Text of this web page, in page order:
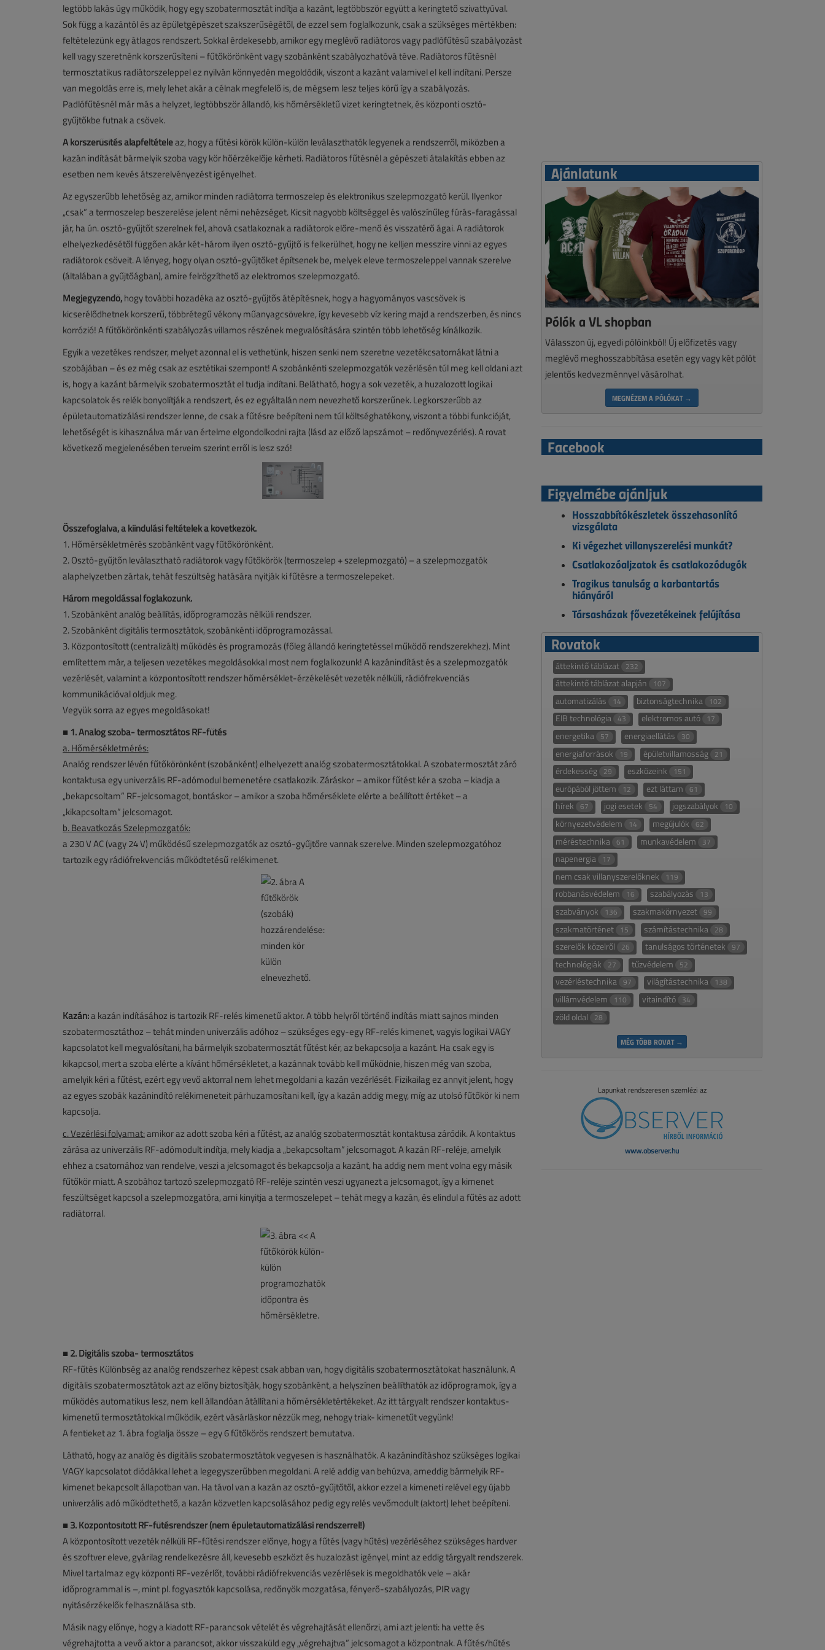
legtöbb lakás úgy működik, hogy egy szobatermosztát indítja a kazánt, legtöbbször együtt a keringtető szivattyúval.
Sok függ a kazántól és az épületgépészet szakszerűségétől, de ezzel sem foglalkozunk, csak a szükséges mértékben:
feltételezünk egy átlagos rendszert. Sokkal érdekesebb, amikor egy meglévő radiátoros vagy padlófűtésű szabályozást
kell vagy szeretnénk korszerűsíteni – fűtőkörönként vagy szobánként szabályozhatóvá téve. Radiátoros fűtésnél
termosztatikus radiátorszeleppel ez nyilván könnyedén megoldódik, viszont a kazánt valamivel el kell indítani. Persze
van megoldás erre is, mely lehet akár a célnak megfelelő is, de mégsem lesz teljes körű így a szabályozás.
Padlófűtésnél már más a helyzet, legtöbbször állandó, kis hőmérsékletű vizet keringtetnek, és központi osztó-
gyűjtőkbe futnak a csövek.
A korszerűsítés alapfeltételeaz, hogy a fűtési körök külön-külön leválaszthatók legyenek a rendszerről, miközben a
kazán indítását bármelyik szoba vagy kör hőérzékelője kérheti. Radiátoros fűtésnél a gépészeti átalakítás ebben az
esetben nem kevés átszerelvényezést igényelhet.
Az egyszerűbb lehetőség az, amikor minden radiátorra termoszelep és elektronikus szelepmozgató kerül. Ilyenkor
„csak” a termoszelep beszerelése jelent némi nehézséget. Kicsit nagyobb költséggel és valószínűleg fúrás-faragással
jár, ha ún. osztó-gyűjtőt szerelnek fel, ahová csatlakoznak a radiátorok előre-menő és visszatérő ágai. A radiátorok
elhelyezkedésétől függően akár két-három ilyen osztó-gyűjtő is felkerülhet, hogy ne kelljen messzire vinni az egyes
radiátorok csöveit. A lényeg, hogy olyan osztó-gyűjtőket építsenek be, melyek eleve termoszeleppel vannak szerelve
(általában a gyűjtőágban), amire felrögzíthető az elektromos szelepmozgató.
Megjegyzendő,hogy további hozadéka az osztó-gyűjtős átépítésnek, hogy a hagyományos vascsövek is
kicserélődhetnek korszerű, többrétegű vékony műanyagcsövekre, így kevesebb víz kering majd a rendszerben, és nincs
korrózió! A fűtőkörönkénti szabályozás villamos részének megvalósítására szintén több lehetőség kínálkozik.
Egyik a vezetékes rendszer, melyet azonnal el is vethetünk, hiszen senki nem szeretne vezetékcsatornákat látni a
szobájában – és ez még csak az esztétikai szempont! A szobánkénti szelepmozgatók vezérlésén túl meg kell oldani azt
is, hogy a kazánt bármelyik szobatermosztát el tudja indítani. Belátható, hogy a sok vezeték, a huzalozott logikai
kapcsolatok és relék bonyolítják a rendszert, és ez egyáltalán nem nevezhető korszerűnek. Legkorszerűbb az
épületautomatizálási rendszer lenne, de csak a fűtésre beépíteni nem túl költséghatékony, viszont a többi funkcióját,
lehetőségét is kihasználva már van értelme elgondolkodni rajta (lásd az előző lapszámot – redőnyvezérlés). A rovat
következő megjelenésében terveim szerint erről is lesz szó!
Összefoglalva, a kiindulási feltételek a következők.
1. Hőmérsékletmérés szobánként vagy fűtőkörönként.
2. Osztó-gyűjtőn leválasztható radiátorok vagy fűtőkörök (termoszelep + szelepmozgató) – a szelepmozgatók
alaphelyzetben zártak, tehát feszültség hatására nyitják ki fűtésre a termoszelepeket.
Három megoldással foglakozunk.
1. Szobánként analóg beállítás, időprogramozás nélküli rendszer.
2. Szobánként digitális termosztátok, szobánkénti időprogramozással.
3. Központosított (centralizált) működés és programozás (főleg állandó keringtetéssel működő rendszerekhez). Mint
említettem már, a teljesen vezetékes megoldásokkal most nem foglalkozunk! A kazánindítást és a szelepmozgatók
vezérlését, valamint a központosított rendszer hőmérséklet-érzékelését vezeték nélküli, rádiófrekvenciás
kommunikációval oldjuk meg.
Vegyük sorra az egyes megoldásokat!
■ 1. Analóg szoba- termosztátos RF-fűtés
a. Hőmérsékletmérés:
Analóg rendszer lévén fűtőkörönként (szobánként) elhelyezett analóg szobatermosztátokkal. A szobatermosztát záró
kontaktusa egy univerzális RF-adómodul bemenetére csatlakozik. Záráskor – amikor fűtést kér a szoba – kiadja a
„bekapcsoltam” RF-jelcsomagot, bontáskor – amikor a szoba hőmérséklete elérte a beállított értéket – a
„kikapcsoltam” jelcsomagot.
b. Beavatkozás Szelepmozgatók:
a 230 V AC (vagy 24 V) működésű szelepmozgatók az osztó-gyűjtőre vannak szerelve. Minden szelepmozgatóhoz
tartozik egy rádiófrekvenciás működtetésű relékimenet.
Kazán:a kazán indításához is tartozik RF-relés kimenetű aktor. A több helyről történő indítás miatt sajnos minden
szobatermosztáthoz – tehát minden univerzális adóhoz – szükséges egy-egy RF-relés kimenet, vagyis logikai VAGY
kapcsolatot kell megvalósítani, ha bármelyik szobatermosztát fűtést kér, az bekapcsolja a kazánt. Ha csak egy is
kikapcsol, mert a szoba elérte a kívánt hőmérsékletet, a kazánnak tovább kell működnie, hiszen még van szoba,
amelyik kéri a fűtést, ezért egy vevő aktorral nem lehet megoldani a kazán vezérlését. Fizikailag ez annyit jelent, hogy
az egyes szobák kazánindító relékimeneteit párhuzamosítani kell, így a kazán addig megy, míg az utolsó fűtőkör ki nem
kapcsolja.
c. Vezérlési folyamat:amikor az adott szoba kéri a fűtést, az analóg szobatermosztát kontaktusa záródik. A kontaktus
zárása az univerzális RF-adómodult indítja, mely kiadja a „bekapcsoltam” jelcsomagot. A kazán RF-reléje, amelyik
ehhez a csatornához van rendelve, veszi a jelcsomagot és bekapcsolja a kazánt, ha addig nem ment volna egy másik
fűtőkör miatt. A szobához tartozó szelepmozgató RF-reléje szintén veszi ugyanezt a jelcsomagot, így a kimenet
feszültséget kapcsol a szelepmozgatóra, ami kinyitja a termoszelepet – tehát megy a kazán, és elindul a fűtés az adott
radiátorral.
■ 2. Digitális szoba- termosztátos
RF-fűtés Különbség az analóg rendszerhez képest csak abban van, hogy digitális szobatermosztátokat használunk. A
digitális szobatermosztátok azt az előny biztosítják, hogy szobánként, a helyszínen beállíthatók az időprogramok, így a
működés automatikus lesz, nem kell állandóan átállítani a hőmérsékletértékeket. Az itt tárgyalt rendszer kontaktus-
kimenetű termosztátokkal működik, ezért vásárláskor nézzük meg, nehogy triak- kimenetűt vegyünk!
A fentieket az 1. ábra foglalja össze – egy 6 fűtőkörös rendszert bemutatva.
Látható, hogy az analóg és digitális szobatermosztátok vegyesen is használhatók. A kazánindításhoz szükséges logikai
VAGY kapcsolatot diódákkal lehet a legegyszerűbben megoldani. A relé addig van behúzva, ameddig bármelyik RF-
kimenet bekapcsolt állapotban van. Ha távol van a kazán az osztó-gyűjtőtől, akkor ezzel a kimeneti relével egy újabb
univerzális adó működtethető, a kazán közvetlen kapcsolásához pedig egy relés vevőmodult (aktort) lehet beépíteni.
■ 3. Központosított RF-fűtésrendszer (nem épületautomatizálási rendszerrel!)
A központosított vezeték nélküli RF-fűtési rendszer előnye, hogy a fűtés (vagy hűtés) vezérléséhez szükséges hardver
és szoftver eleve, gyárilag rendelkezésre áll, kevesebb eszközt és huzalozást igényel, mint az eddig tárgyalt rendszerek.
Mivel tartalmaz egy központi RF-vezérlőt, további rádiófrekvenciás vezérlések is megoldhatók vele – akár
időprogrammal is –, mint pl. fogyasztók kapcsolása, redőnyök mozgatása, fényerő-szabályozás, PIR vagy
nyitásérzékelők felhasználása stb.
Másik nagy előnye, hogy a kiadott RF-parancsok vételét és végrehajtását ellenőrzi, ami azt jelenti: ha vette és
végrehajtotta a vevő aktor a parancsot, akkor visszaküld egy „végrehajtva” jelcsomagot a központnak. A fűtés/hűtés
Ajánlatunk
Pólók a VL shopban
Válasszon új, egyedi pólóinkból! Új előfizetés vagy
meglévő meghosszabbítása esetén egy vagy két pólót
jelentős kedvezménnyel vásárolhat.
MEGNÉZEM A PÓLÓKAT →
Facebook
Figyelmébe ajánljuk
Hosszabbítókészletek összehasonlító
vizsgálata
Ki végezhet villanyszerelési munkát?
Csatlakozóaljzatok és csatlakozódugók
Tragikus tanulság a karbantartás
hiányáról
Társasházak fővezetékeinek felújítása
Rovatok
áttekintő táblázat 232
áttekintő táblázat alapján 107
automatizálás 14 biztonságtechnika 102
EIB technológia 43 elektromos autó 17
energetika 57 energiaellátás 30
energiaforrások 19 épületvillamosság 21
érdekesség 29 eszközeink 151
európából jöttem 12 ezt láttam 61
hírek 67 jogi esetek 54 jogszabályok 10
környezetvédelem 14 megújulók 62
méréstechnika 61 munkavédelem 37
napenergia 17
nem csak villanyszerelőknek 119
robbanásvédelem 16 szabályozás 13
szabványok 136 szakmakörnyezet 99
szakmatörténet 15 számítástechnika 28
szerelők közelről 26 tanulságos történetek 97
technológiák 27 tűzvédelem 52
vezérléstechnika 97 világítástechnika 138
villámvédelem 110 vitaindító 34
zöld oldal 28
MÉG TÖBB ROVAT →
Lapunkat rendszeresen szemlézi az
www.observer.hu